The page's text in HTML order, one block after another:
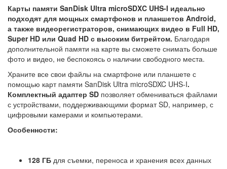
Карты памяти SanDisk Ultra microSDXC UHS-I идеально
подходят для мощных смартфонов и планшетов Android,
а также видеорегистраторов, снимающих видео в Full HD,
Super HD или Quad HD с высоким битрейтом. Благодаря
дополнительной памяти на карте вы сможете снимать больше
фото и видео, не беспокоясь о наличии свободного места.
Храните все свои файлы на смартфоне или планшете с
помощью карт памяти SanDisk Ultra microSDXC UHS-I.
Комплектный адаптер SD позволяет обмениваться файлами
с устройствами, поддерживающими формат SD, например, с
цифровыми камерами и компьютерами.
Особенности:
128 ГБ для съемки, переноса и хранения всех данных